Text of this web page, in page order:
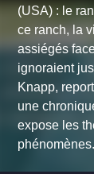
(USA) : le
ce ranch, la
assiégés
ignoraient
Knapp,
une
expose les
phénomènes.